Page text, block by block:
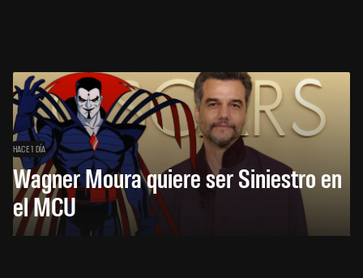
HACE 1 DÍA
Wagner Moura quiere ser Siniestro en
el MCU